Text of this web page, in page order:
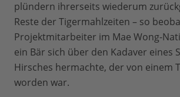
plündern ihrerseits wiederum
Reste der Tigermahlzeiten – so
Projektmitarbeiter im Mae Wong-
ein Bär sich über den Kadaver eines
Hirsches hermachte, der von einem
worden war.